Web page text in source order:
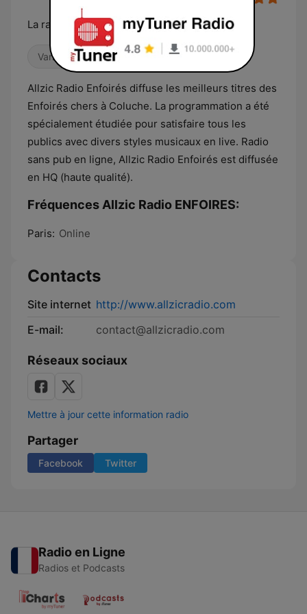
La radio référence des spectacles des Enfoirés
Variété
Allzic Radio Enfoirés diffuse les meilleurs titres des
Enfoirés chers à Coluche. La programmation a été
spécialement étudiée pour satisfaire tous les
publics avec divers styles musicaux en live. Radio
sans pub en ligne, Allzic Radio Enfoirés est diffusée
en HQ (haute qualité).
Fréquences Allzic Radio ENFOIRES:
Paris: Online
Contacts
Site internet http://www.allzicradio.com
E-mail:
contact@allzicradio.com
Réseaux sociaux
Mettre à jour cette information radio
Partager
Facebook Twitter
Radio en Ligne
Radios et Podcasts